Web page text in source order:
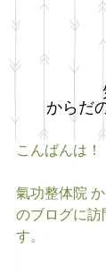
からだ
こんばんは！
氣功整体院
のブログに訪
す。